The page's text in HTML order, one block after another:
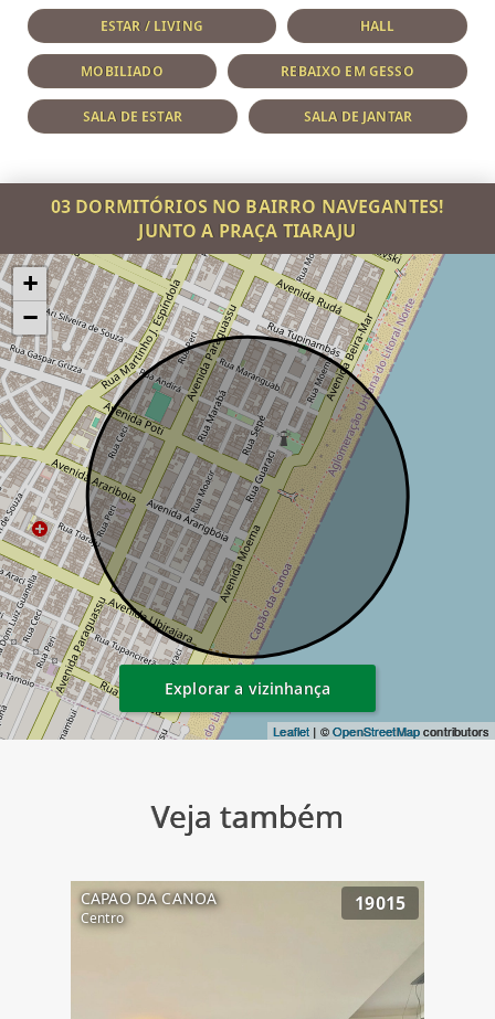
ESTAR / LIVING HALL
MOBILIADO REBAIXO EM GESSO
SALA DE ESTAR SALA DE JANTAR
03 DORMITÓRIOS NO BAIRRO NAVEGANTES!
JUNTO A PRAÇA TIARAJU
+
−
Leaflet | ©OpenStreetMapcontributors
Explorar a vizinhança
Veja também
CAPAO DA CANOA
Centro
19015